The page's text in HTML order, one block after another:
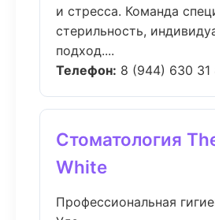
и стресса. Команда
стерильность,
подход....
Телефон: 8 (944) 630 31
Стоматология
White
Профессиональная